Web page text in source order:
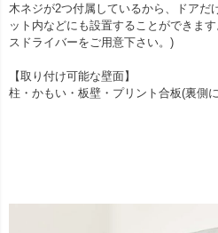
木ネジが2つ付属しているから、ドアだ
ット内などにも設置することができま
スドライバーをご用意下さい。)
【取り付け可能な壁面】
柱・かもい・板壁・プリント合板(裏側